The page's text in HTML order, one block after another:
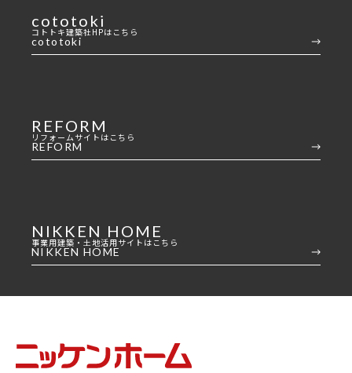
cototoki
コトトキ建築社HPはこちら
cototoki
REFORM
リフォームサイトはこちら
REFORM
NIKKEN HOME
事業用建築・土地活用サイトはこちら
NIKKEN HOME